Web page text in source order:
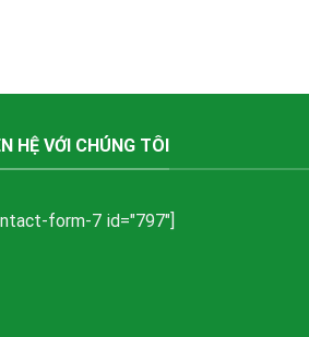
HỆ VỚI CHÚNG TÔI
form-7 id="797"]